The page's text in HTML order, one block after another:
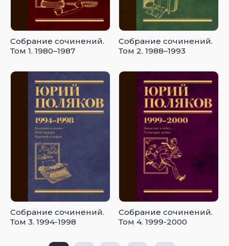
Собрание сочинений.
Том 1. 1980–1987
Собрание сочинений.
Том 2. 1988–1993
Собрание сочинений.
Том 3. 1994-1998
Собрание сочинений.
Том 4. 1999-2000